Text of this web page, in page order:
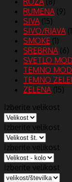
RUMENA (9)
SIVA (15)
SIVO/RJAVA
SMOKE (1)
SREBRNA (6)
SVETLO
TEMNO
TEMNO
ZELENA (15)
Izberite velikost
Izberite velikost
Izberite velikost
Izberite velikost